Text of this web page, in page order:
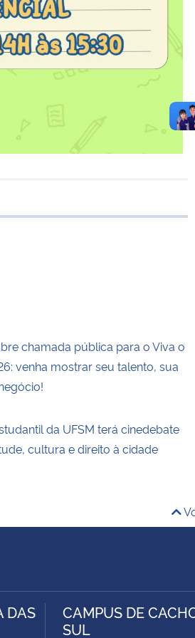
chamada pública para o Viva o
venha mostrar seu talento, sua
da UFSM terá cinedebate
cultura e direito à cidade
DAS
CAMPUS DE
SUL